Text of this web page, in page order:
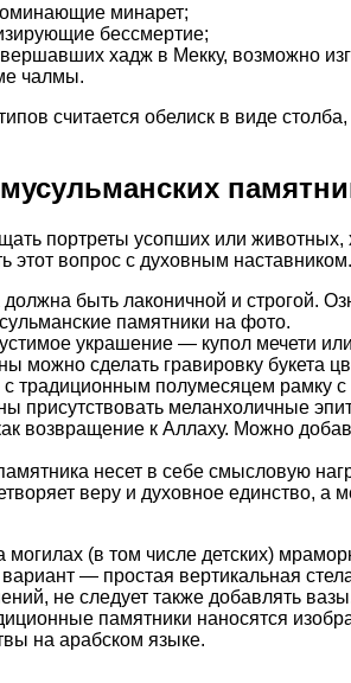
минарет;
бессмертие;
хадж в Мекку, возможно
чалмы.
считается обелиск в виде столба,
портреты усопших или животных,
этот вопрос с духовным наставником.
быть лаконичной и строгой.
памятники на фото.
украшение — купол мечети
можно сделать гравировку букета
традиционным полумесяцем рамку с
присутствовать меланхоличные
возвращение к Аллаху. Можно
несет в себе смысловую
веру и духовное единство, а
могилах (в том числе детских)
— простая вертикальная
не следует также добавлять
памятники наносятся
на арабском языке.